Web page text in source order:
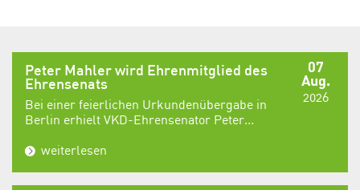
07
Aug.
2026
Peter Mahler wird Ehrenmitglied des
Ehrensenats
Bei einer feierlichen Urkundenübergabe in
Berlin erhielt VKD-Ehrensenator Peter...
weiterlesen